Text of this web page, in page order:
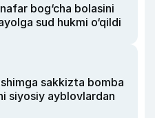
bog‘cha bolasini
sud hukmi o‘qildi
sakkizta bomba
siyosiy ayblovlardan